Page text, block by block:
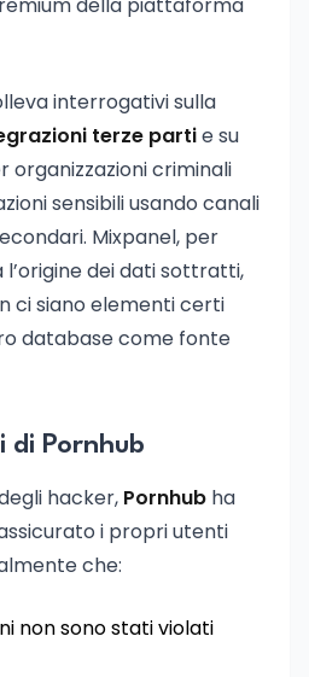
interrogativi sulla
terze partie su
organizzazioni criminali
sensibili usando canali
Mixpanel, per
dei dati sottratti,
ci siano elementi certi
database come fonte
di Pornhub
hacker, Pornhub ha
i propri utenti
che:
non sono stati violati